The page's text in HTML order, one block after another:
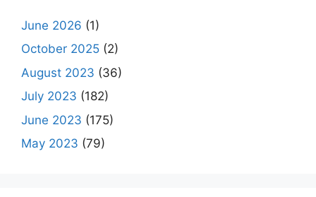
June 2026 (1)
October 2025 (2)
August 2023 (36)
July 2023 (182)
June 2023 (175)
May 2023 (79)